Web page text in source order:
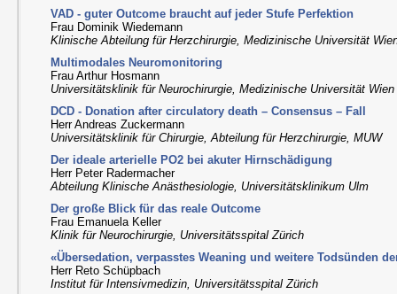
VAD - guter Outcome braucht auf jeder Stufe Perfektion
Frau Dominik Wiedemann
Klinische Abteilung für Herzchirurgie, Medizinische Universität
Multimodales Neuromonitoring
Frau Arthur Hosmann
Universitätsklinik für Neurochirurgie, Medizinische Universität Wien
DCD - Donation after circulatory death – Consensus – Fall
Herr Andreas Zuckermann
Universitätsklinik für Chirurgie, Abteilung für Herzchirurgie, MUW
Der ideale arterielle PO2 bei akuter Hirnschädigung
Herr Peter Radermacher
Abteilung Klinische Anästhesiologie, Universitätsklinikum Ulm
Der große Blick für das reale Outcome
Frau Emanuela Keller
Klinik für Neurochirurgie, Universitätsspital Zürich
«Übersedation, verpasstes Weaning und weitere Todsünden
Herr Reto Schüpbach
Institut für Intensivmedizin, Universitätsspital Zürich